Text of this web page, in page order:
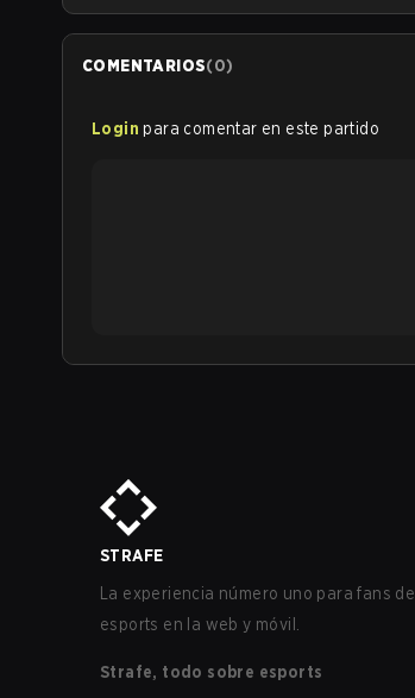
COMENTARIOS(0)
Login para comentar en este partido
STRAFE
La experiencia número uno para fans de
esports en la web y móvil.
Strafe, todo sobre esports